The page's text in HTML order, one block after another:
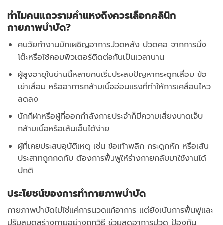
ทำไมคนแถวรามคำแหงถึงควรเลือกคลินิก
กายภาพบำบัด?
คนวัยทำงานมักเผชิญอาการปวดหลัง ปวดคอ จากการนั่ง
โต๊ะหรือใช้คอมพิวเตอร์ติดต่อกันเป็นเวลานาน
ผู้สูงอายุในย่านนี้หลายคนเริ่มประสบปัญหากระดูกเสื่อม ข้อ
เข่าเสื่อม หรืออาการกล้ามเนื้ออ่อนแรงที่ทำให้การเคลื่อนไหว
ลดลง
นักกีฬาหรือผู้ที่ออกกำลังกายประจำก็มีความเสี่ยงบาดเจ็บ
กล้ามเนื้อหรือเส้นเอ็นได้ง่าย
ผู้ที่เคยประสบอุบัติเหตุ เช่น ข้อเท้าพลิก กระดูกหัก หรือเส้น
ประสาทถูกกดทับ ต้องการฟื้นฟูให้ร่างกายกลับมาใช้งานได้
ปกติ
ประโยชน์ของการทำกายภาพบำบัด
กายภาพบำบัดไม่ใช่แค่การนวดแก้อาการ แต่ยังเน้นการฟื้นฟูและ
ปรับสมดุลร่างกายอย่างถูกวิธี ช่วยลดอาการปวด ป้องกัน